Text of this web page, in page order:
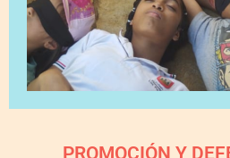
PROMOCIÓN Y